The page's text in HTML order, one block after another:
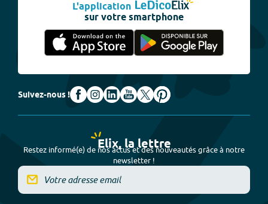
L'application
sur votre smartphone
Suivez-nous !
Elix, la lettre
Restez informé(e) de nos actus et des nouveautés grâce à notre
newsletter !